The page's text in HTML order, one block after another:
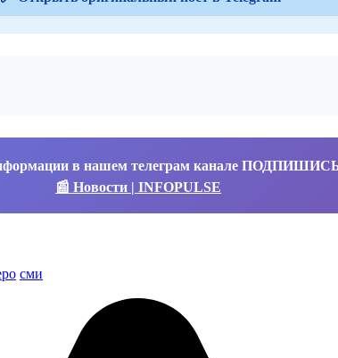
в нашем телеграм канале
📰 Новости | INFOPULSE
сми